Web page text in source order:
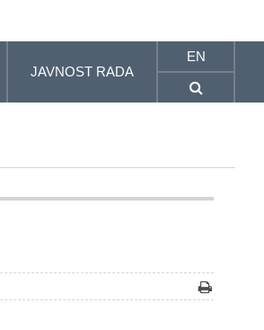
JAVNOST RADA
EN